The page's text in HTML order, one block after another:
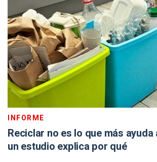
INFORME
Reciclar no es lo que más ayuda
un estudio explica por qué